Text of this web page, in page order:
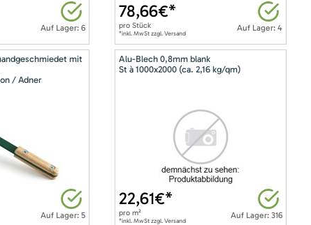
Auf Lager: 6 Auf Lager: 4
78,66€*
proStück
*inkl. MwSt zzgl. Versand
mit
/ Adner
Auf Lager: 5
Alu-Blech 0,8mm blank
St à 1000x2000 (ca. 2,16 kg/qm)
Auf Lager: 316
22,61€*
prom²
*inkl. MwSt zzgl. Versand